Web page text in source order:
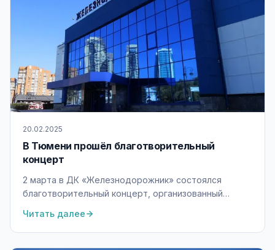
20.02.2025
В Тюмени прошёл благотворительный
концерт
2 марта в ДК «Железнодорожник» состоялся
благотворительный концерт, организованный
собранные средства были направлены на
поддержку бойцов СВО.
Читать далее